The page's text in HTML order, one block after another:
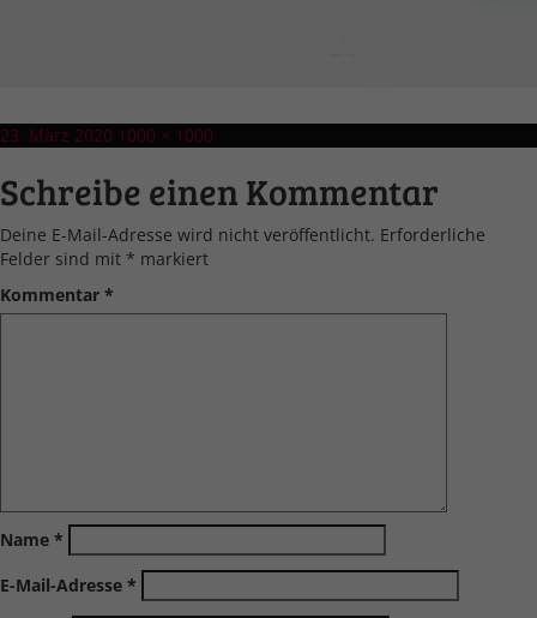
Veröffentlicht
23. März 2020 Volle
1000 × 1000
Schreibe einen Kommentar
Deine E-Mail-Adresse wird nicht veröffentlicht. Erforderliche
Felder sind mit * markiert
Kommentar *
Name *
E-Mail-Adresse *